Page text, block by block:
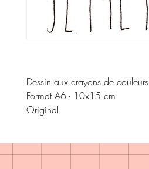
Dessin aux crayons de couleurs
Format A6 - 10x15 cm
Original